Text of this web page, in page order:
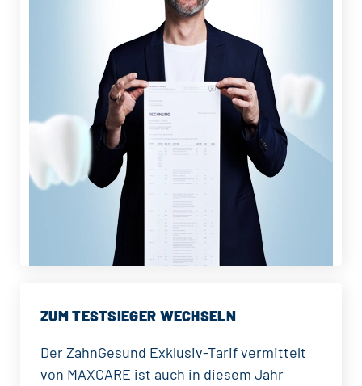
ZUM TESTSIEGER WECHSELN
Der ZahnGesund Exklusiv-Tarif vermittelt
von MAXCARE ist auch in diesem Jahr